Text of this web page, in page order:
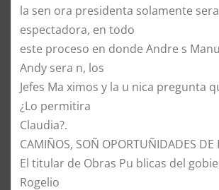
la sen ora presidenta solamente
espectadora, en todo
este proceso en donde Andre s
Andy sera n, los
Jefes Ma ximos y la u nica pregunta
¿Lo permitira
Claudia?.
CAMIÑOS, SOÑ OPORTUÑIDADES DE
El titular de Obras Pu blicas del
Rogelio